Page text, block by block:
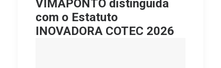
VIMAPONTO distinguida
com o Estatuto
INOVADORA COTEC 2026